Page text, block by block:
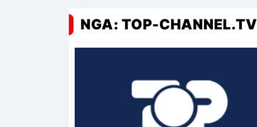
NGA: TOP-CHANNEL.TV